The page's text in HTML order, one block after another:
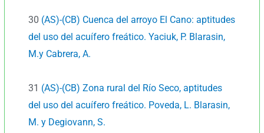
30 (AS)-(CB) Cuenca del arroyo El Cano: aptitudes
del uso del acuífero freático. Yaciuk, P. Blarasin,
M.y Cabrera, A.
31 (AS)-(CB) Zona rural del Río Seco, aptitudes
del uso del acuífero freático. Poveda, L. Blarasin,
M. y Degiovann, S.